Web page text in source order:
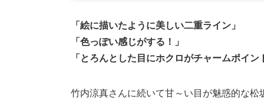
「絵に描いたように美しい二重ライン」
「色っぽい感じがする！」
「とろんとした目にホクロがチャームポイン
竹内涼真さんに続いて甘～い目が魅惑的な